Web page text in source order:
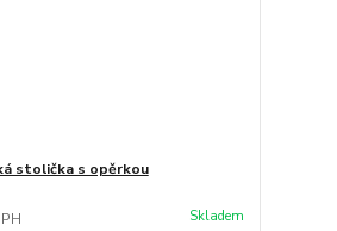
stolička s opěrkou
Skladem